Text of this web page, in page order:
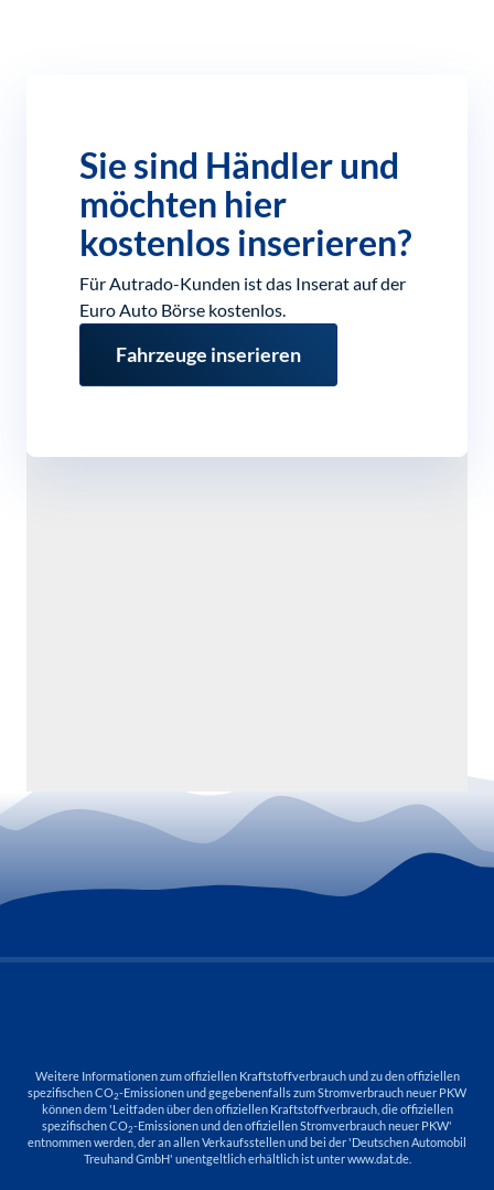
Sie sind Händler und
möchten hier
kostenlos inserieren?
Für Autrado-Kunden ist das Inserat auf der
Euro Auto Börse kostenlos.
Fahrzeuge inserieren
Weitere Informationen zum offiziellen Kraftstoffverbrauch und zu den offiziellen
spezifischen CO2-Emissionen und gegebenenfalls zum Stromverbrauch neuer PKW
können dem 'Leitfaden über den offiziellen Kraftstoffverbrauch, die offiziellen
spezifischen CO2-Emissionen und den offiziellen Stromverbrauch neuer PKW'
entnommen werden, der an allen Verkaufsstellen und bei der 'Deutschen Automobil
Treuhand GmbH' unentgeltlich erhältlich ist unter www.dat.de.